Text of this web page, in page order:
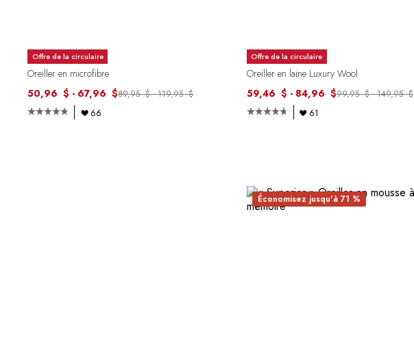
Offre de la circulaire
Oreiller en microfibre
50,96 $ - 67,96 $89,95 $ - 119,95 $
66
Offre de la circulaire
Oreiller en laine Luxury Wool
59,46 $ - 84,96 $99,95 $ - 149,95 $
61
Économisez jusqu'à 71 %